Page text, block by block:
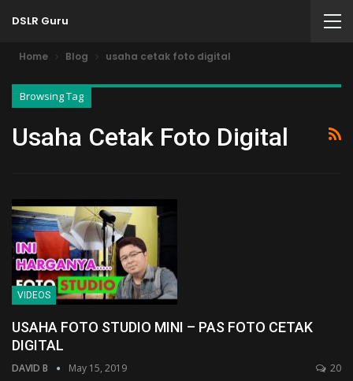
DSLR Guru
Home Blog usaha cetak foto digital
Browsing Tag
Usaha Cetak Foto Digital
VIDEOS
USAHA FOTO STUDIO MINI – PAS FOTO CETAK
DIGITAL
DAVID B May 15, 2019 20